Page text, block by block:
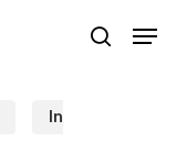
search
Menu
In